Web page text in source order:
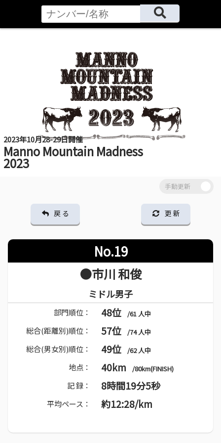
2023年10月28-29日開催
Manno Mountain Madness
2023
戻 る 更 新
No.19
●市川 和俊
ミドル男子
部門順位： 48位 /61 人中
総合(距離別)順位： 57位 /74 人中
総合(男女別)順位： 49位 /62 人中
地点： 40km /80km(FINISH)
記 録： 8時間19分5秒
平均ペース： 約12:28/km